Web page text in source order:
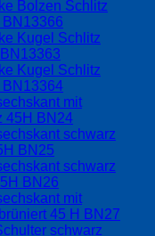
Bolzen Schlitz
BN13366
Kugel Schlitz
Kugel Schlitz
BN13364
mit
45H BN24
schwarz
BN25
schwarz
BN26
mit
45 H BN27
schwarz